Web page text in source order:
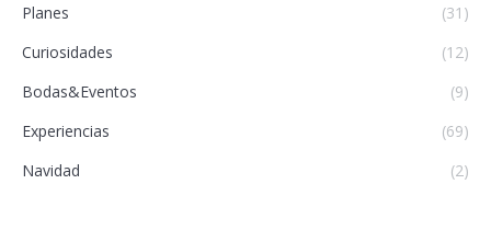
Planes
(31)
Curiosidades
(12)
Bodas&Eventos
(9)
Experiencias
(69)
Navidad
(2)